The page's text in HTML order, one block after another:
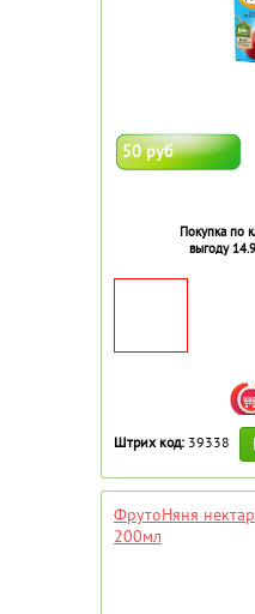
50 руб
Покупка по
выгоду
Штрих код: 39338
ФрутоНяня
200мл